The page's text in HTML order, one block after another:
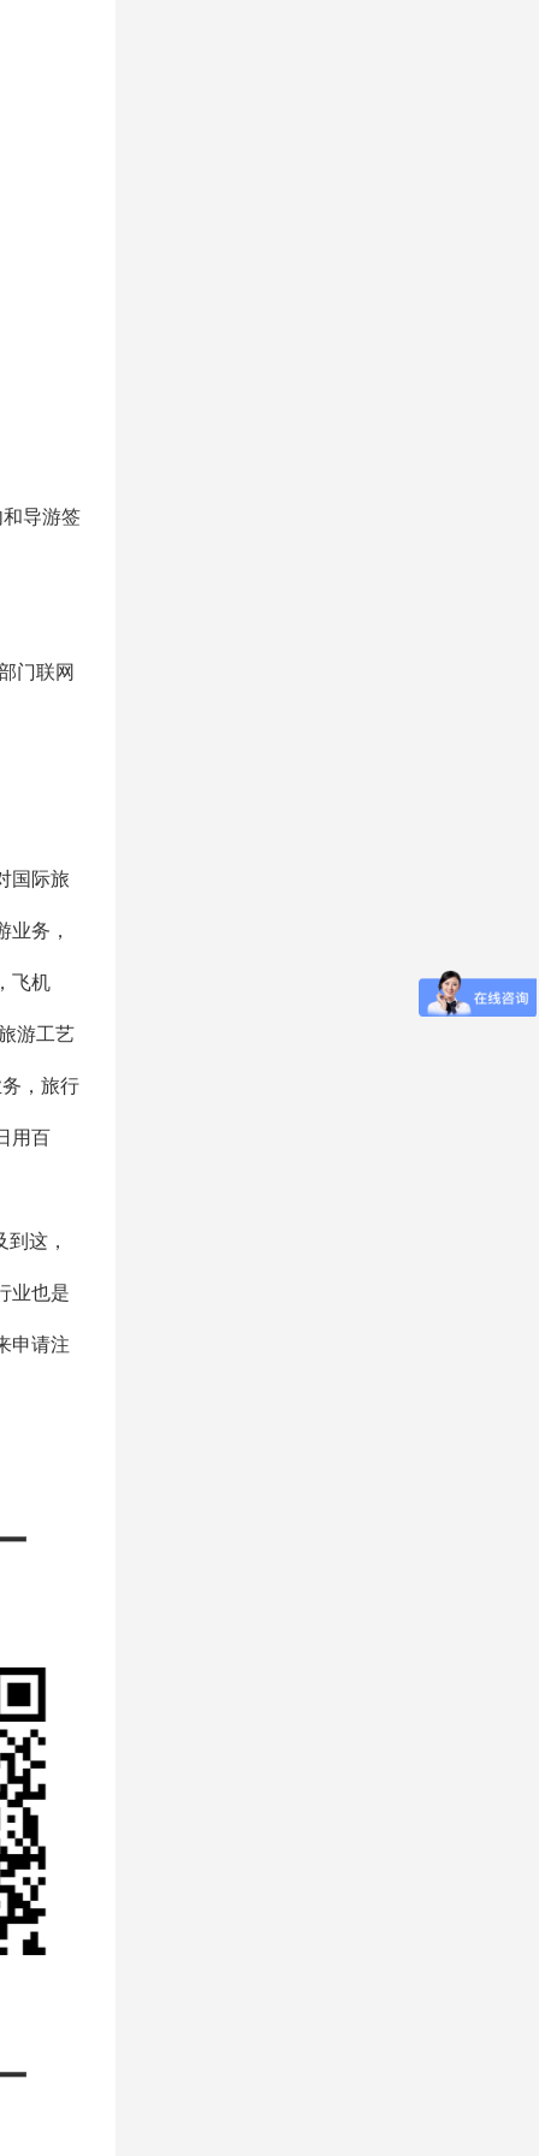
导游签
门联网
国际旅
务，
飞机
游工艺
，旅行
用百
这，
业也是
申请注